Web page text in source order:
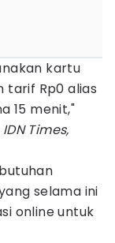
kartu
tarif Rp0 alias
15 menit,"
IDN Times,
selama ini
online untuk